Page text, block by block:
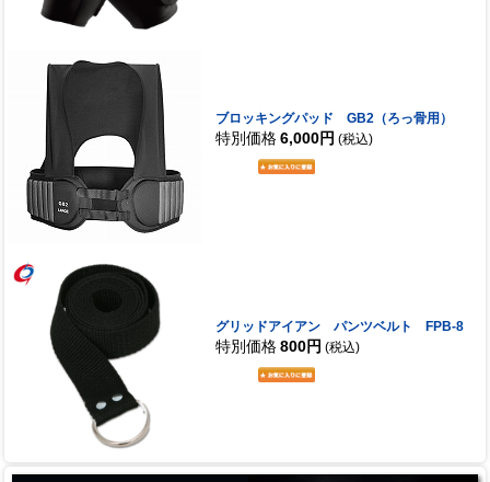
ブロッキングパッド GB2（ろっ骨用）
特別価格 6,000円 (税込)
グリッドアイアン パンツベルト FPB-8
特別価格 800円 (税込)